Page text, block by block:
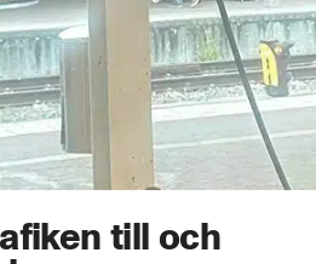
till och